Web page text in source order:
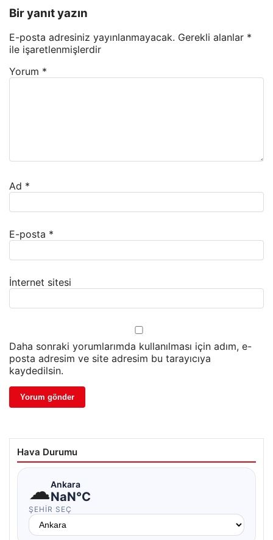
Bir yanıt yazın
E-posta adresiniz yayınlanmayacak. Gerekli alanlar *
ile işaretlenmişlerdir
Yorum *
Ad *
E-posta *
İnternet sitesi
Daha sonraki yorumlarımda kullanılması için adım, e-
posta adresim ve site adresim bu tarayıcıya
kaydedilsin.
Hava Durumu
☁Ankara
NaN°C
ŞEHIR SEÇ